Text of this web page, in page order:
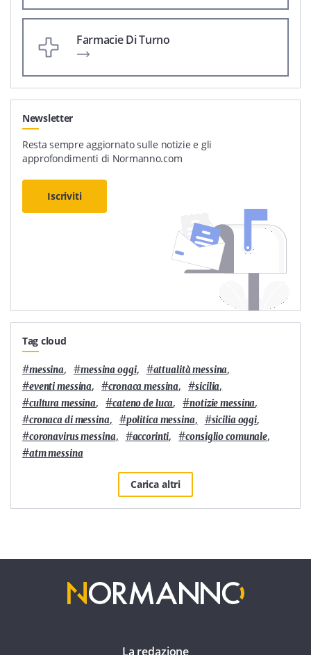
Farmacie Di Turno
Newsletter
Resta sempre aggiornato sulle notizie e gli
approfondimenti di Normanno.com
Iscriviti
Tag cloud
#messina, #messina oggi, #attualità messina,
#eventi messina, #cronaca messina, #sicilia,
#cultura messina, #cateno de luca, #notizie messina,
#cronaca di messina, #politica messina, #sicilia oggi,
#coronavirus messina, #accorinti, #consiglio comunale,
#atm messina
Carica altri
La redazione